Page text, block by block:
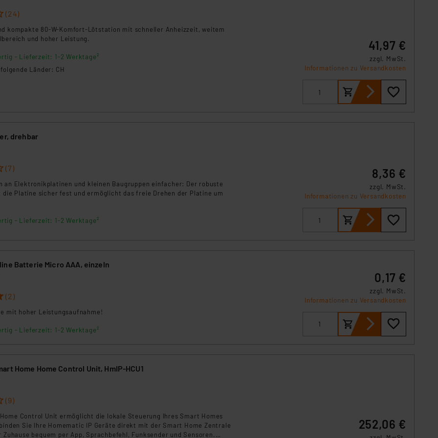
eingestuft wird. So besteht etwa das Risiko, dass US-Behörden personenbezogene
verarbeiten, ohne dass hiergegen Klagemöglichkeiten für Europäer bestehen.
Dienstleistern stützt sich auf die Standarddatenschutzklauseln der Europäischen
Beurteilung der mit der Datenübermittlung, insbesondere der Art der übermittelten
(24)
kompakte 80-W-Komfort-Lötstation mit schneller Anheizzeit, weitem
und hoher Leistung.
- Lieferzeit: 1-2 Werktage²
Länder: CH
41,97 €
zzgl. MwSt.
Informationen zu Versandkosten
drehbar
(7)
an Elektronikplatinen und kleinen Baugruppen einfacher: Der robuste
Platine sicher fest und ermöglicht das freie Drehen der Platine um
- Lieferzeit: 1-2 Werktage²
8,36 €
zzgl. MwSt.
Informationen zu Versandkosten
Batterie Micro AAA, einzeln
(2)
mit hoher Leistungsaufnahme!
- Lieferzeit: 1-2 Werktage²
0,17 €
zzgl. MwSt.
Informationen zu Versandkosten
Home Home Control Unit, HmIP-HCU1
(9)
Control Unit ermöglicht die lokale Steuerung Ihres Smart Homes
Sie Ihre Homematic IP Geräte direkt mit der Smart Home Zentrale
Zuhause bequem per App, Sprachbefehl, Funksender und Sensoren.
252,06 €